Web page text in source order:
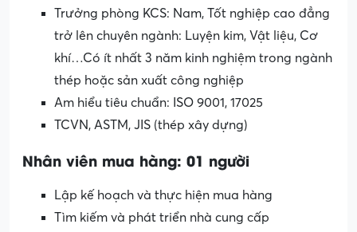
Trưởng phòng KCS: Nam, Tốt nghiệp cao đẳng
trở lên chuyên ngành: Luyện kim, Vật liệu, Cơ
khí…Có ít nhất 3 năm kinh nghiệm trong ngành
thép hoặc sản xuất công nghiệp
Am hiểu tiêu chuẩn: ISO 9001, 17025
TCVN, ASTM, JIS (thép xây dựng)
Nhân viên mua hàng: 01 người
Lập kế hoạch và thực hiện mua hàng
Tìm kiếm và phát triển nhà cung cấp